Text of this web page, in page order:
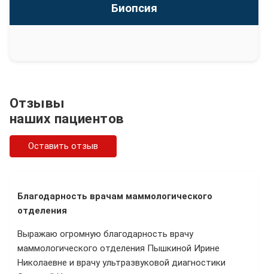
Биопсия
Отзывы
наших пациентов
Оставить отзыв
Благодарность врачам маммологического
отделения
Выражаю огромную благодарность врачу
маммологического отделения Пышкиной Ирине
Николаевне и врачу ультразвуковой диагностики